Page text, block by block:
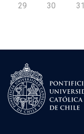
29 30 31